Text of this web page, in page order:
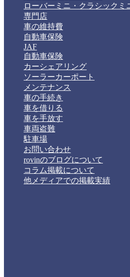
ローバーミニ・クラシックミ
専門店
車の維持費
自動車保険
JAF
自動車保険
カーシェアリング
ソーラーカーポート
メンテナンス
車の手続き
車を借りる
車を手放す
車両盗難
駐車場
お問い合わせ
rovinのブログについて
コラム掲載について
他メディアでの掲載実績